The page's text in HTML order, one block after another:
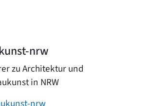
nrw
zu Architektur und
in NRW